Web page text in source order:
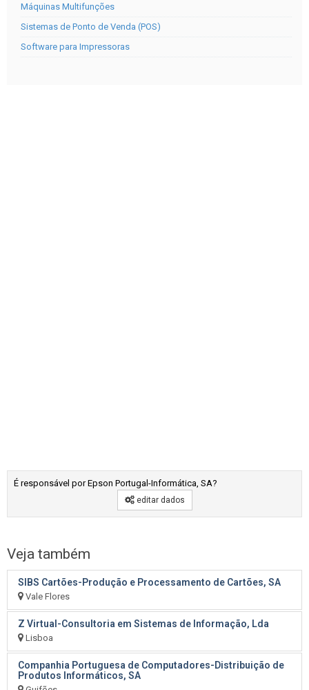
Máquinas Multifunções
Sistemas de Ponto de Venda (POS)
Software para Impressoras
É responsável por Epson Portugal-Informática, SA?
editar dados
Veja também
SIBS Cartões-Produção e Processamento de Cartões, SA
Vale Flores
Z Virtual-Consultoria em Sistemas de Informação, Lda
Lisboa
Companhia Portuguesa de Computadores-Distribuição de
Produtos Informáticos, SA